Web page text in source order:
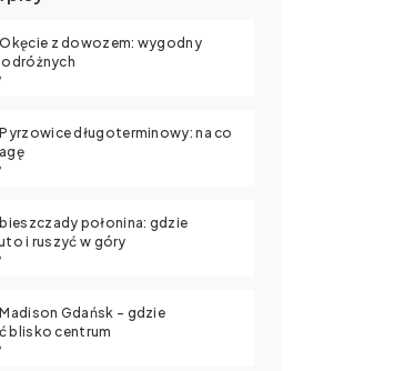
z dowozem: wygodny
długoterminowy: na co
połonina: gdzie
i ruszyć w góry
Gdańsk – gdzie
blisko centrum